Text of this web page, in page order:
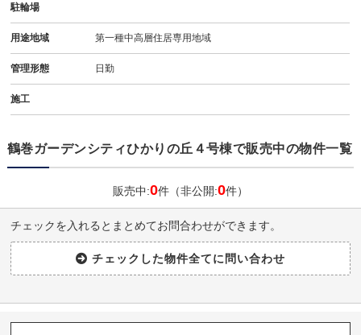
駐輪場
用途地域 第一種中高層住居専用地域
管理形態 日勤
施工
鶴巻ガーデンシティひかりの丘４号棟で販売中の物件一覧
販売中:0件（非公開:0件）
チェックを入れるとまとめてお問合わせができます。